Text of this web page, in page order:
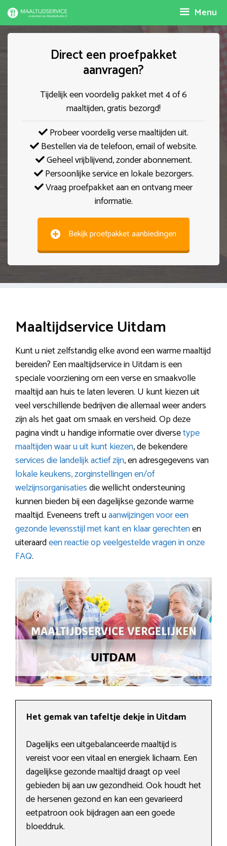
Spring
naar
inhoud
Menu
Direct een proefpakket
aanvragen?
Tijdelijk een voordelig pakket met 4 of 6
maaltijden, gratis bezorgd!
Probeer voordelig verse maaltijden uit.
Bestellen via de telefoon, email of website.
Geheel vrijblijvend, zonder abonnement.
Persoonlijke service en lokale bezorgers.
Vraag proefpakket aan en ontvang meer
informatie.
Bekijk proefpakket aanbiedingen
Maaltijdservice Uitdam
Kunt u niet zelfstandig elke avond een warme maaltijd
bereiden? Een maaltijdservice in Uitdam is een
speciale voorziening om een verse en smaakvolle
maaltijd aan huis te laten leveren. U kunt kiezen uit
veel verschillende bedrijven die allemaal weer anders
zijn als het gaat om smaak en versheid. Op deze
pagina vindt u handige informatie over diversetype
maaltijden waar u uit kunt kiezen, de bekendere
services die landelijk actief zijn, en adresgegevens van
lokale keukens, zorginstellingen en/of
welzijnsorganisatiesdie wellicht ondersteuning
kunnen bieden bij een dagelijkse gezonde warme
maaltijd. Eveneens treft uaanwijzingen voor een
gezonde levensstijl met kant en klaar gerechtenen
uiteraardeen reactie op veelgestelde vragen in onze
FAQ.
Het gemak van tafeltje dekje in Uitdam
Dagelijks een uitgebalanceerde maaltijd is
vereist voor een vitaal en energiek lichaam. Een
dagelijkse gezonde maaltijd draagt op veel
gebieden bij aan uw gezondheid. Ook houdt het
de hersenen gezond en kan een gevarieerd
eetpatroon ook bijdragen aan een goede
bloeddruk.